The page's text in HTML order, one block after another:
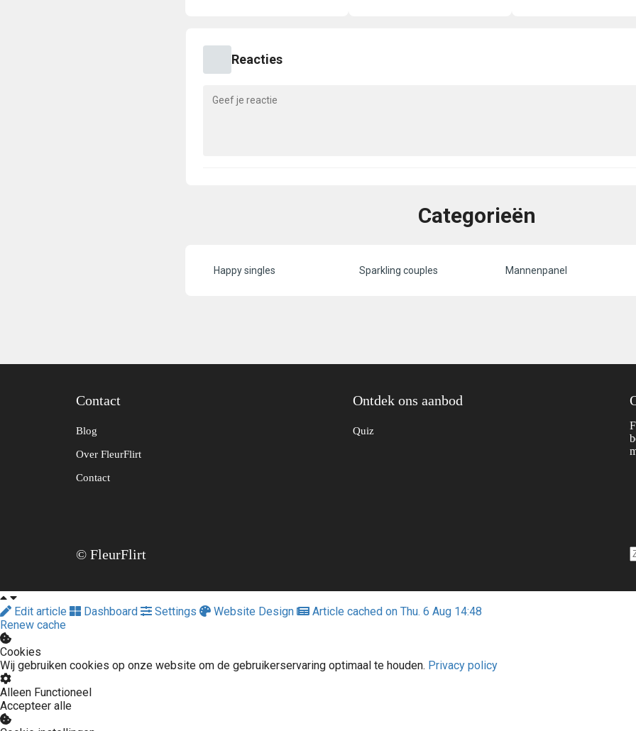
Reacties
Categorieën
Happy singles Sparkling couples Mannenpanel
Contact
Blog
Over FleurFlirt
Contact
Ontdek ons aanbod
Quiz
© FleurFlirt
Edit article Dashboard Settings Website Design
Article cached on Thu. 6 Aug 14:48
Renew cache
Cookies
Wij gebruiken cookies op onze website om de gebruikerservaring optimaal te houden. Privacy policy
Alleen Functioneel
Accepteer alle